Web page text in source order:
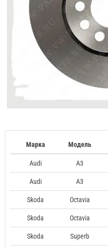
Марка Модель
Audi A3
Audi A3
Skoda Octavia
Skoda Octavia
Skoda Superb